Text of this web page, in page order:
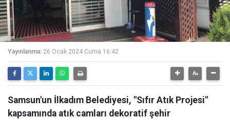
Yayınlanma: 26 Ocak 2024 Cuma 16:42
Samsun'un İlkadım Belediyesi, "Sıfır Atık Projesi"
kapsamında atık camları dekoratif şehir